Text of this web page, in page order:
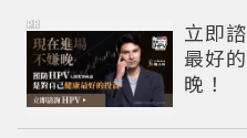
立即
最好
晚！
PR